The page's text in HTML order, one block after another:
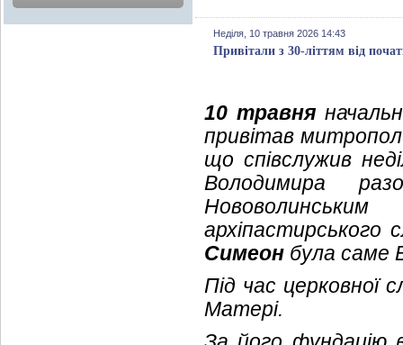
Неділя, 10 травня 2026 14:43
Привітали з 30-літтям від
10 травня
привітав
що співслужив
Володимира
архіпастирського
Симеон була саме
Під час церковної
Матері.